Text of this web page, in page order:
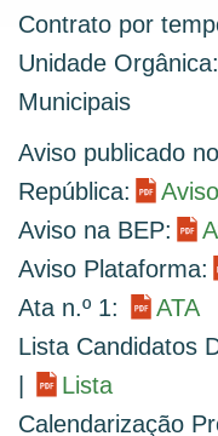
Contrato por
Unidade
Municipais
Aviso publicado
República:
Aviso na BEP:
Aviso Plataforma:
Ata n.º 1:
ATA
Lista Candidatos
Lista
Calendarização